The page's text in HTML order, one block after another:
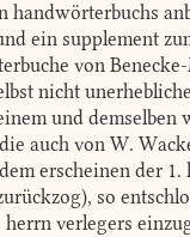
handwörterbuchs
ein supplement
von
nicht
und demselben
auch von W.
erscheinen der
so
verlegers